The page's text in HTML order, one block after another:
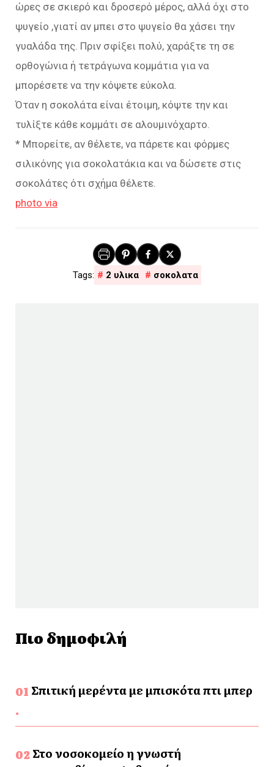
ώρες σε σκιερό και δροσερό μέρος, αλλά όχι στο
ψυγείο ,γιατί αν μπει στο ψυγείο θα χάσει την
γυαλάδα της. Πριν σφίξει πολύ, χαράξτε τη σε
ορθογώνια ή τετράγωνα κομμάτια για να
μπορέσετε να την κόψετε εύκολα.
Όταν η σοκολάτα είναι έτοιμη, κόψτε την και
τυλίξτε κάθε κομμάτι σε αλουμινόχαρτο.
* Μπορείτε, αν θέλετε, να πάρετε και φόρμες
σιλικόνης για σοκολατάκια και να δώσετε στις
σοκολάτες ότι σχήμα θέλετε.
photo via
2 υλικα σοκολατα
Πιο δημοφιλή
Σπιτική μερέντα με μπισκότα πτι μπερ
Στο νοσοκομείο η γνωστή